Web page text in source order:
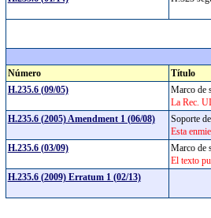
Número
Título
H.235.6 (09/05)
Marco de
La Rec.
H.235.6 (2005) Amendment 1 (06/08)
Soporte
Esta
H.235.6 (03/09)
Marco de
El texto
H.235.6 (2009) Erratum 1 (02/13)